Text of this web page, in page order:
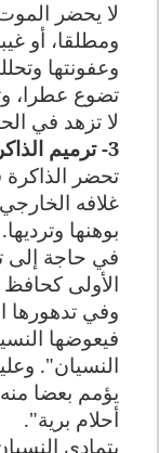
لا يحضر
ومطلقا، أو
وعفونتها
تضوع عطرا،
لا تزهد في
3- ترميم الذاكرة.
تحضر الذاكرة
غلافه
بوهنها
في حاجة إلى
الأولى
وفي تدهورها
فيعوضها
النسيان".
يؤمم بعضا
أحلام برية".
يتمادى